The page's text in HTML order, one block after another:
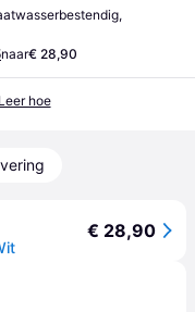
naar€ 28,90
Leer hoe
€ 28,90